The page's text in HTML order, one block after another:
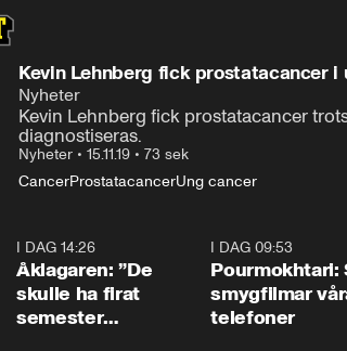
Kevin Lehnberg fick prostatacancer i
Nyheter
Kevin Lehnberg fick prostatacancer
diagnostiseras.
Nyheter • 15.11.19 • 73 sek
CancerProstatacancerUng cancer
I DAG 14:26
Åklagaren: ”De
skulle ha firat
semester
I DAG 09:53
Pourmokhtari:
smygfilmar
telefoner